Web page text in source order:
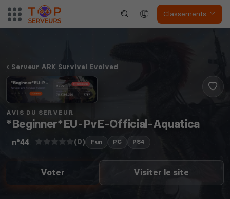
Classements
Squad
Nights
Serveur ARK Survival Evolved
AVIS DU SERVEUR
*Beginner*EU-PvE-Official-Aquatica
n°44 (0) Fun PC PS4
Voter Visiter le site